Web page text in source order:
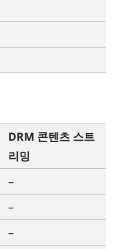
DRM 콘텐츠 스트
리밍
–
–
–